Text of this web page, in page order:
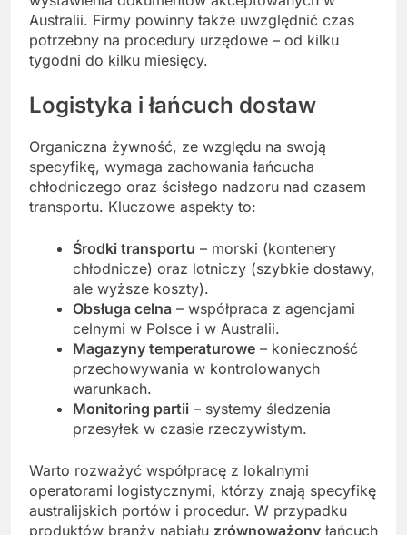
Australii. Firmy powinny także uwzględnić czas
potrzebny na procedury urzędowe – od kilku
tygodni do kilku miesięcy.
Logistyka i łańcuch dostaw
Organiczna żywność, ze względu na swoją
specyfikę, wymaga zachowania łańcucha
chłodniczego oraz ścisłego nadzoru nad czasem
transportu. Kluczowe aspekty to:
Środki transportu – morski (kontenery
chłodnicze) oraz lotniczy (szybkie dostawy,
ale wyższe koszty).
Obsługa celna – współpraca z agencjami
celnymi w Polsce i w Australii.
Magazyny temperaturowe – konieczność
przechowywania w kontrolowanych
warunkach.
Monitoring partii – systemy śledzenia
przesyłek w czasie rzeczywistym.
Warto rozważyć współpracę z lokalnymi
operatorami logistycznymi, którzy znają specyfikę
australijskich portów i procedur. W przypadku
produktów branży nabiału zrównoważony łańcuch